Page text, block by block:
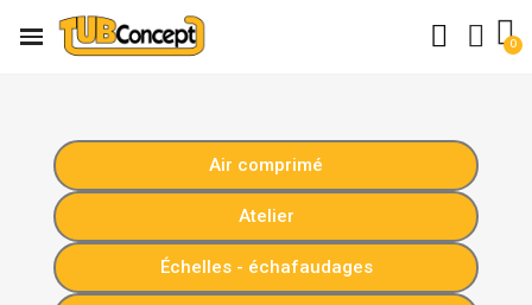
Air comprimé
Atelier
Échelles - échafaudages